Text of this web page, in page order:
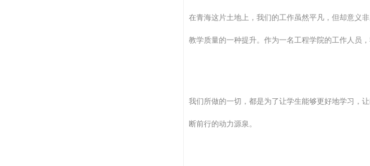
在青海这片土地上，我们的工作虽然平凡，但却意义
教学质量的一种提升。作为一名工程学院的工作人员
我们所做的一切，都是为了让学生能够更好地学习，
断前行的动力源泉。